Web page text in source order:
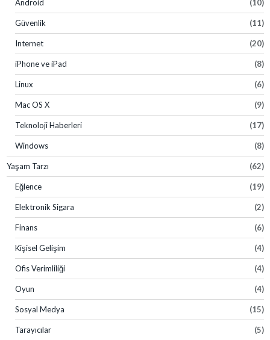
Android (10)
Güvenlik (11)
Internet (20)
iPhone ve iPad (8)
Linux (6)
Mac OS X (9)
Teknoloji Haberleri (17)
Windows (8)
Yaşam Tarzı (62)
Eğlence (19)
Elektronik Sigara (2)
Finans (6)
Kişisel Gelişim (4)
Ofis Verimliliği (4)
Oyun (4)
Sosyal Medya (15)
Tarayıcılar (5)